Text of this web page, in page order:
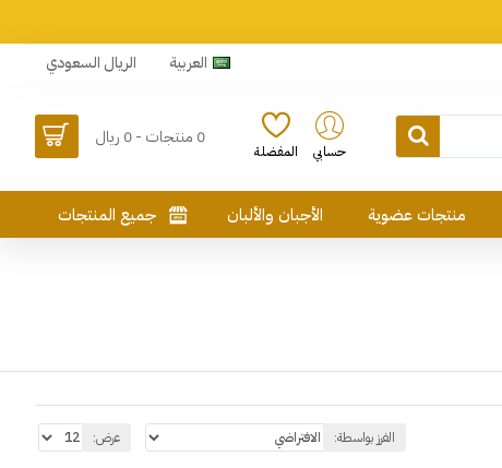
العربية الريال السعودي
حسابي المفضلة
0 منتجات - 0 ريال
منتجات عضوية الأجبان والألبان جميع المنتجات
الفرز بواسطة: عرض: